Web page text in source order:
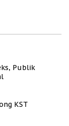
Publik
KST